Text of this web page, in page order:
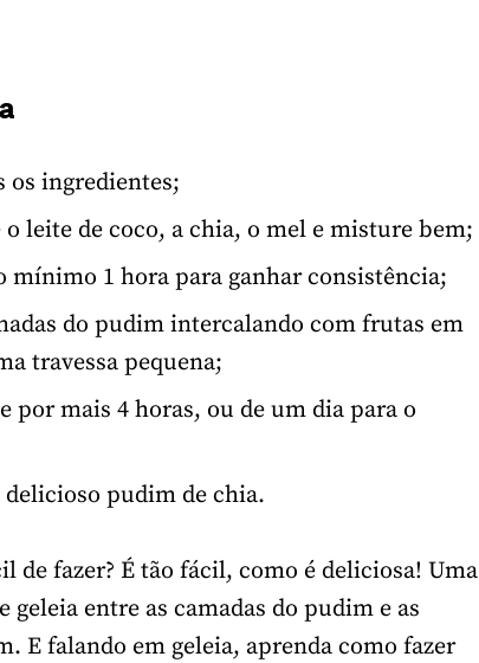
os ingredientes;
leite de coco, a chia, o mel e misture bem;
mínimo 1 hora para ganhar consistência;
do pudim intercalando com frutas em
travessa pequena;
por mais 4 horas, ou de um dia para o
delicioso pudim de chia.
de fazer? É tão fácil, como é deliciosa! Uma
geleia entre as camadas do pudim e as
E falando em geleia, aprenda como fazer